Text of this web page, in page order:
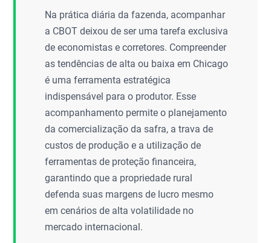
Na prática diária da fazenda, acompanhar
a CBOT deixou de ser uma tarefa exclusiva
de economistas e corretores. Compreender
as tendências de alta ou baixa em Chicago
é uma ferramenta estratégica
indispensável para o produtor. Esse
acompanhamento permite o planejamento
da comercialização da safra, a trava de
custos de produção e a utilização de
ferramentas de proteção financeira,
garantindo que a propriedade rural
defenda suas margens de lucro mesmo
em cenários de alta volatilidade no
mercado internacional.